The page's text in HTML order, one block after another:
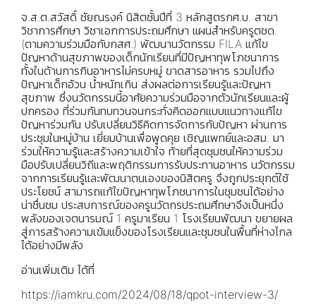
จ.ส.ต.สวัสดิ์ ชัยณรงค์ นิสิตชั้นปีที่ 3 หลักสูตรกศ.บ. สาขา
วิชาการศึกษา วิชาเอกการประถมศึกษา แผนสำหรับครูตชด.
(ตามความร่วมมือกับกสศ.) พัฒนานวัตกรรม FILA แก้ไข
ปัญหาด้านสุขภาพของเด็กนักเรียนที่มีปัญหาทุพโภชนาการ
ทั้งในด้านการกินอาหารไม่ครบหมู่ ขาดสารอาหาร รวมไปถึง
ปัญหาเด็กอ้วน น้ำหนักเกิน ส่งผลต่อการเรียนรู้และปัญหา
สุขภาพ ซึ่งนวัตกรรมนี้อาศัยความร่วมมือจากตัวนักเรียนและผู้
ปกครอง ที่ร่วมกันทบทวนจนกระทั่งคิดออกแบบแนวทางแก้ไข
ปัญหาร่วมกัน ปรับเปลี่ยนวิธีคิดการจัดการกับปัญหา ผ่านการ
ประชุมในหมู่บ้าน เยี่ยมบ้านเพื่อพูดคุย เชิญแพทย์และอสม. มา
ร่วมให้ความรู้และสร้างความเข้าใจ ท้ายที่สุดชุมชนให้ความร่วม
มือปรับเปลี่ยนวิถีและพฤติกรรมการรับประทานอาหาร นวัตกรรม
จากการเรียนรู้และพัฒนาตนเองของนิสิตครู จึงถูกประยุกต์ใช้
ประโยชน์ สามารถแก้ไขปัญหาทุพโภชนาการในชุมชนได้อย่าง
น่าชื่นชม ประสบการณ์ของครูนวัตกรประถมศึกษาจึงเป็นหนึ่ง
พลังของเจตนารมณ์ 1 ครูมาเรียน 1 โรงเรียนพัฒนา ขยายผล
สู่การสร้างความเข้มแข็งของโรงเรียนและชุมชนในพื้นที่ห่างไกล
ได้อย่างมีพลัง
อ่านเพิ่มเติม ได้ที่
https://iamkru.com/2024/08/18/qpot-interview-3/